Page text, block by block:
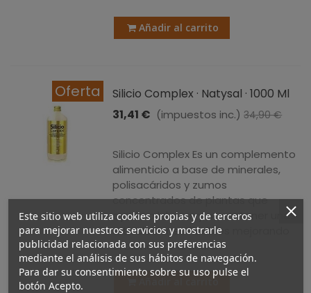
Añadir al carrito
Oferta
Silicio Complex · Natysal · 1000 Ml
31,41 € (impuestos inc.) 34,90 €
Silicio Complex Es un complemento
alimenticio a base de minerales,
polisacáridos y zumos
concentrados de plantas que
ayuda a lubricar y a mantener unas
articulaciones flexibles mejorando
el bienestar articular.
Añadir al carrito
Este sitio web utiliza cookies propias y de terceros
para mejorar nuestros servicios y mostrarle
publicidad relacionada con sus preferencias
mediante el análisis de sus hábitos de navegación.
Para dar su consentimiento sobre su uso pulse el
botón Acepto.